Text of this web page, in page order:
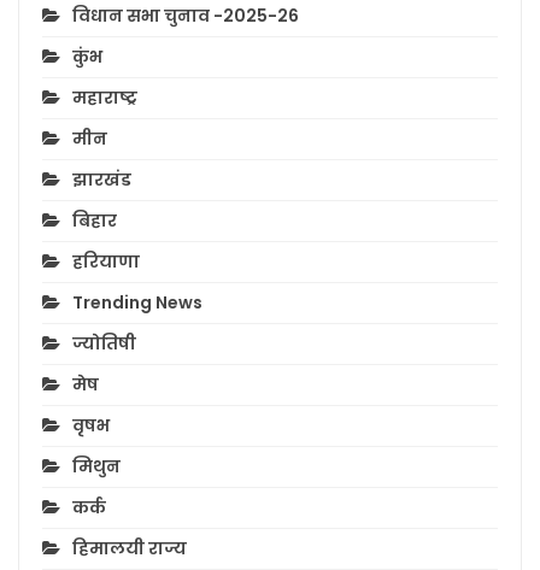
विधान सभा चुनाव -2025-26
कुंभ
महाराष्ट्र
मीन
झारखंड
बिहार
हरियाणा
Trending News
ज्योतिषी
मेष
वृषभ
मिथुन
कर्क
हिमालयी राज्य